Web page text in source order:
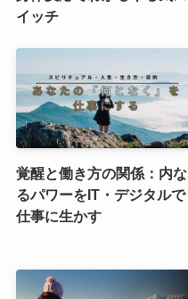
イッチ
覚醒と働き方の関係：内な
るパワーをIT・デジタルで
仕事に生かす